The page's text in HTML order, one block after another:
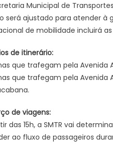
Municipal de
será ajustado para atender à
de mobilidade incluirá
de itinerário:
que trafegam pela Avenida
que trafegam pela Avenida
de viagens:
das 15h, a SMTR vai
ao fluxo de passageiros